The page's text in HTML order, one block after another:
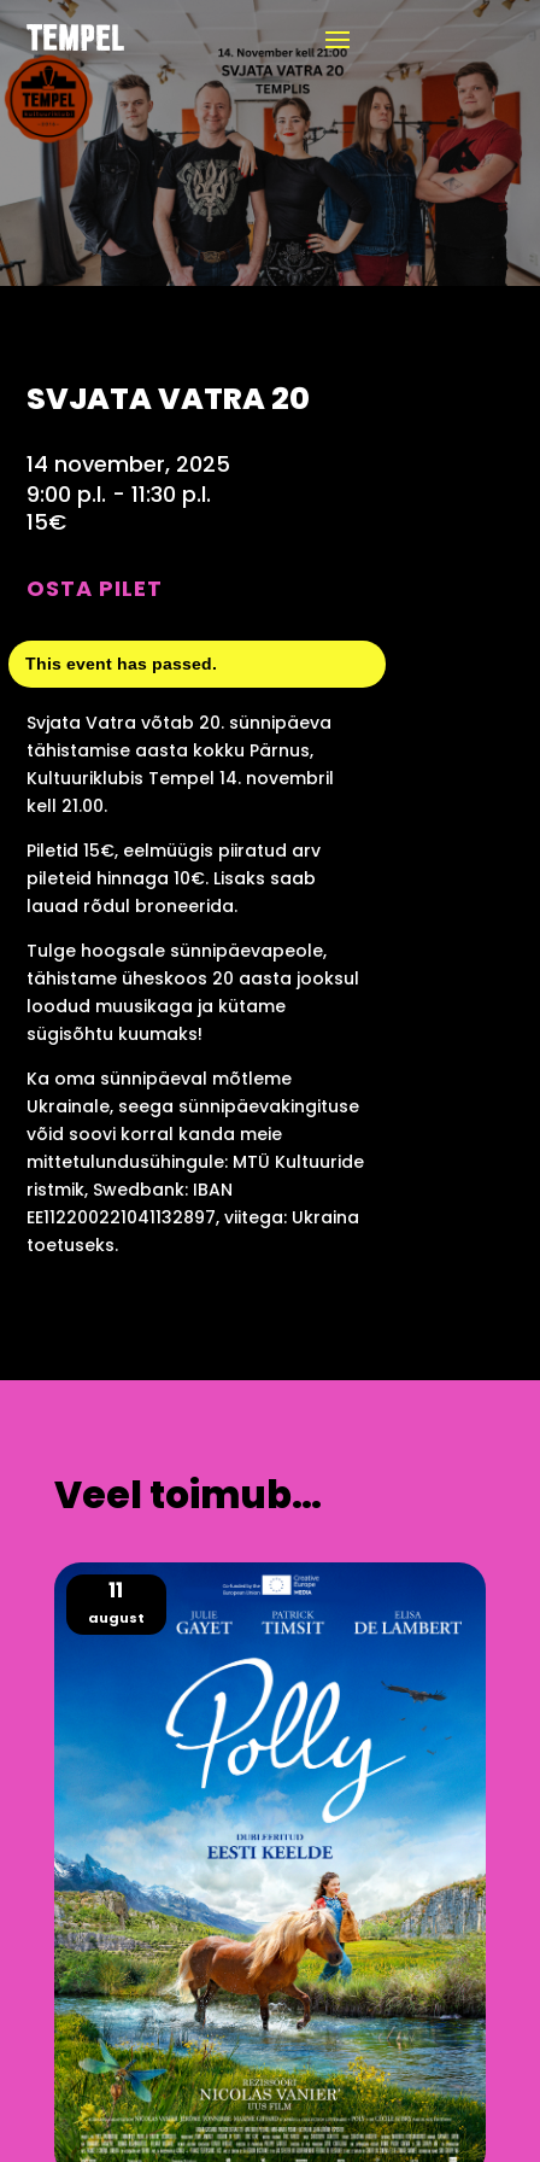
SVJATA VATRA 20
14 november, 2025
9:00 p.l. - 11:30 p.l.
15€
OSTA PILET
This event has passed.
Svjata Vatra võtab 20. sünnipäeva
tähistamise aasta kokku Pärnus,
Kultuuriklubis Tempel 14. novembril
kell 21.00.
Piletid 15€, eelmüügis piiratud arv
pileteid hinnaga 10€. Lisaks saab
lauad rõdul broneerida.
Tulge hoogsale sünnipäevapeole,
tähistame üheskoos 20 aasta jooksul
loodud muusikaga ja kütame
sügisõhtu kuumaks!
Ka oma sünnipäeval mõtleme
Ukrainale, seega sünnipäevakingituse
võid soovi korral kanda meie
mittetulundusühingule: MTÜ Kultuuride
ristmik, Swedbank: IBAN
EE112200221041132897, viitega: Ukraina
toetuseks.
Veel toimub…
11
august